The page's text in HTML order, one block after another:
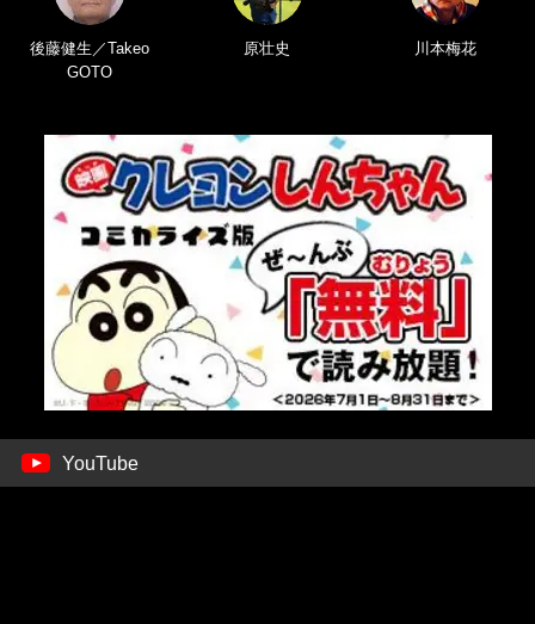
後藤健生／Takeo
GOTO
原壮史 川本梅花
YouTube